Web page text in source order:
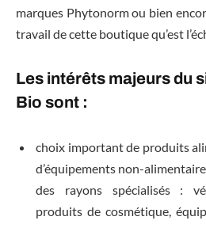
marques Phytonorm ou bien
travail de cette boutique qu’est
Les intérêts majeurs du
Bio sont :
choix important de produits
d’équipements non-
des rayons spécialisés :
produits de cosmétique,